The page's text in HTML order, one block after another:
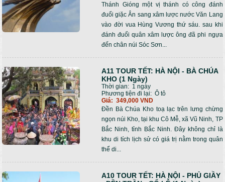
Thánh Gióng một vị thánh có công đánh
đuổi giặc Ân sang xâm lược nước Văn Lang
vào đời vua Hùng Vương thứ sáu. sau khi
đánh đuổi quân xâm lược ông đã phi ngựa
đến chân núi Sóc Sơn...
A11 TOUR TẾT: HÀ NỘI - BÀ CHÚA
KHO (1 Ngày)
Thời gian: 1 ngày
Phương tiện đi lại: Ô tô
Giá: 349,000 VND
Đền Bà Chúa Kho toạ lạc trên lưng chừng
ngọn núi Kho, tại khu Cô Mễ, xã Vũ Ninh, TP
Bắc Ninh, tỉnh Bắc Ninh. Đây không chỉ là
khu di tích lịch sử có giá trị nằm trong quân
thể di...
A10 TOUR TẾT: HÀ NỘI - PHỦ GIẦY